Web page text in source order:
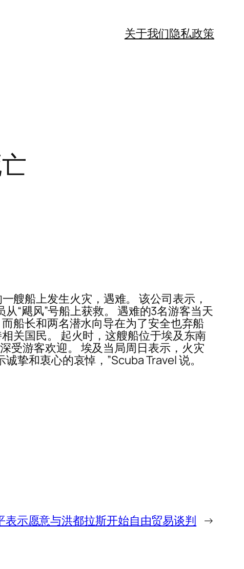
关于我们隐私政策
艘船上发生火灾，遇难。 该公司表示，
“飓风”号船上获救。 遇难的3名游客当天
船长和两名潜水向导在为了安全也弃船
关国民。 起火时，这艘船位于埃及东南
受游客欢迎。 埃及当局周日表示，火灾
挚和衷心的哀悼，”Scuba Travel 说。
表示愿意与洪都拉斯开始自由贸易谈判 →